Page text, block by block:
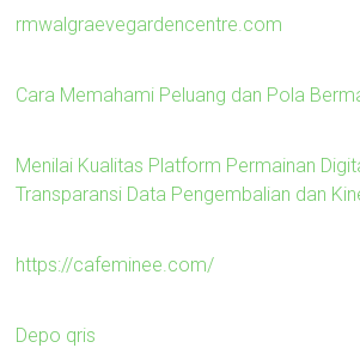
rmwalgraevegardencentre.com
Cara Memahami Peluang dan Pola
Menilai Kualitas Platform Permainan
Transparansi Data Pengembalian dan
https://cafeminee.com/
Depo qris